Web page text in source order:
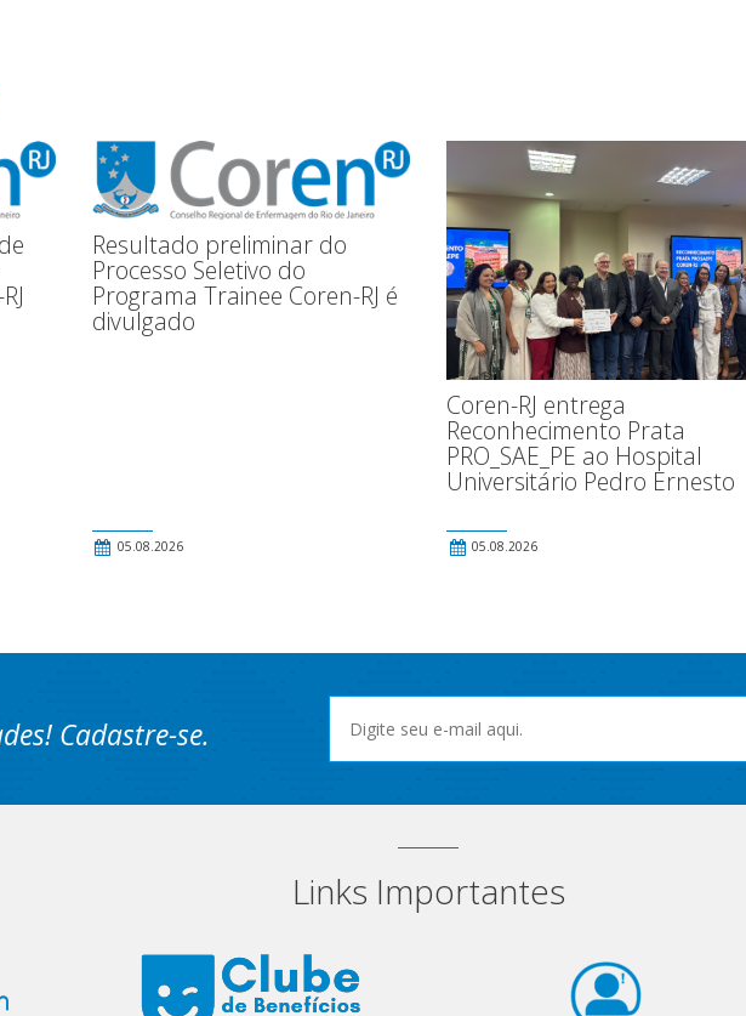
Resultado preliminar do
Processo Seletivo do
Programa Trainee Coren-RJ é
divulgado
05.08.2026
Coren-RJ entrega
Reconhecimento Prata
PRO_SAE_PE ao Hospital
Universitário Pedro Ernesto
05.08.2026
Cadastre-se.
Links Importantes